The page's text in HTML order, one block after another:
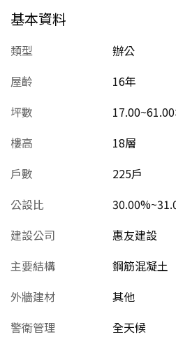
基本資料
類型
辦公
屋齡
16年
坪數
樓高
18層
戶數
225戶
公設比
建設公司
惠友建設
主要結構
鋼筋混凝土
外牆建材
其他
警衛管理
全天候